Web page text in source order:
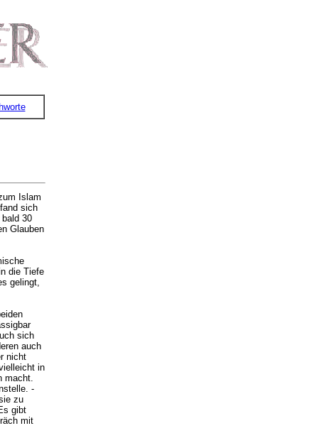
Islam
sich
30
Glauben
die Tiefe
gelingt,
sich
auch
nicht
in
macht.
-
zu
gibt
mit